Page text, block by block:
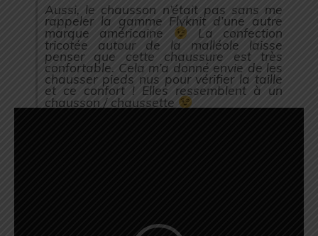
Aussi, le chausson n’était pas sans me
rappeler la gamme Flyknit d’une autre
marque américaine La confection
tricotée autour de la malléole laisse
penser que cette chaussure est très
confortable. Cela m’a donné envie de les
chausser pieds nus pour vérifier la taille
et ce confort ! Elles ressemblent à un
chausson / chaussette